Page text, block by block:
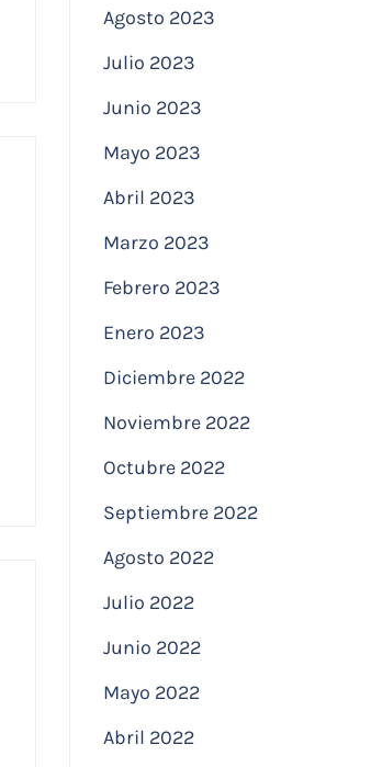
Agosto 2023
Julio 2023
Junio 2023
Mayo 2023
Abril 2023
Marzo 2023
Febrero 2023
Enero 2023
Diciembre 2022
Noviembre 2022
Octubre 2022
Septiembre 2022
Agosto 2022
Julio 2022
Junio 2022
Mayo 2022
Abril 2022